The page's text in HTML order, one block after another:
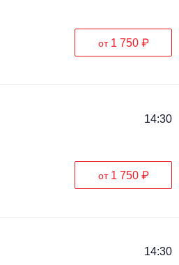
от 1 750 ₽
14:30
от 1 750 ₽
14:30